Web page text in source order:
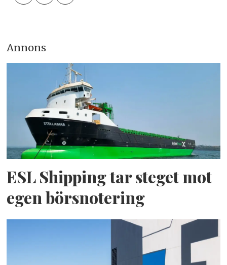
Annons
ESL Shipping tar steget mot
egen börsnotering